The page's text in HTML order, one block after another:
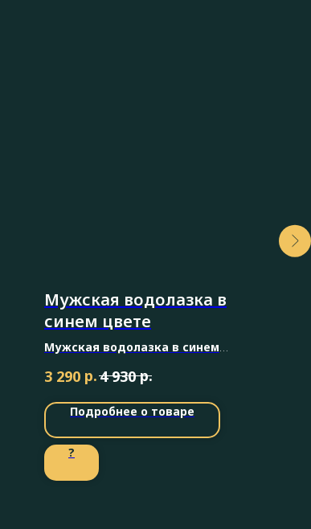
Мужская водолазка в
синем цвете
Мужская водолазка в синем
водолазка — базовый элемент
современного мужчины.
3 290 р.4 930 р.
Подробнее о товаре
?